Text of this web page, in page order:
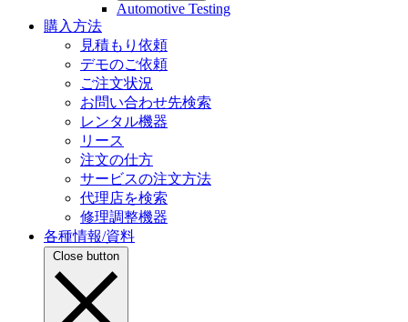
Automotive Testing
購入方法
見積もり依頼
デモのご依頼
ご注文状況
お問い合わせ先検索
レンタル機器
リース
注文の仕方
サービスの注文方法
代理店を検索
修理調整機器
各種情報/資料
Close button